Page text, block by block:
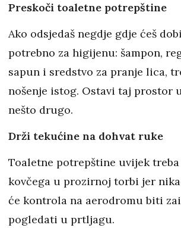
Preskoči toaletne potrepštine
Ako odsjedaš negdje gdje ćeš
potrebno za higijenu: šampon,
sapun i sredstvo za pranje lica,
nošenje istog. Ostavi taj prostor
nešto drugo.
Drži tekućine na dohvat ruke
Toaletne potrepštine uvijek
kovčega u prozirnoj torbi jer
će kontrola na aerodromu biti
pogledati u prtljagu.